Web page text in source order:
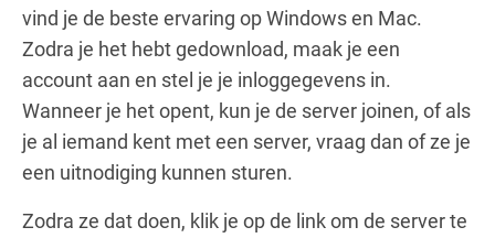
vind je de beste ervaring op Windows en Mac.
Zodra je het hebt gedownload, maak je een
account aan en stel je je inloggegevens in.
Wanneer je het opent, kun je de server joinen, of als
je al iemand kent met een server, vraag dan of ze je
een uitnodiging kunnen sturen.
Zodra ze dat doen, klik je op de link om de server te